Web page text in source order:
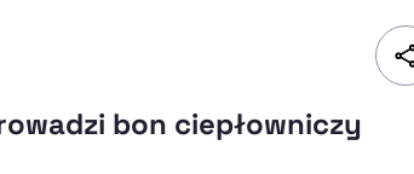
bon ciepłowniczy